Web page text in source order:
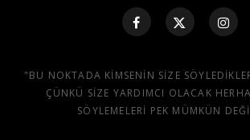
"BU NOKTADA KIMSENIN SIZE
ÇÜNKÜ SIZE YARDIMCI OLACAK
SÖYLEMELERI PEK MÜMKÜN